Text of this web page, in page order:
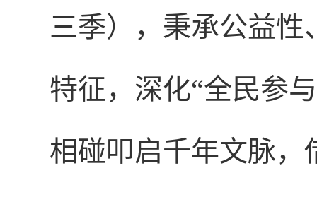
三季），秉承公益
特征，深化“全民参
相碰叩启千年文脉，